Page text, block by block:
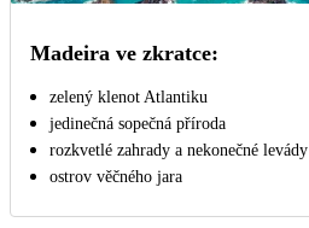
Madeira ve zkratce:
zelený klenot Atlantiku
jedinečná sopečná příroda
rozkvetlé zahrady a nekonečné levády
ostrov věčného jara